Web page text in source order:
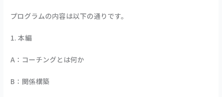
プログラムの内容は以下の通りです。
1. 本編
A：コーチングとは何か
B：関係構築